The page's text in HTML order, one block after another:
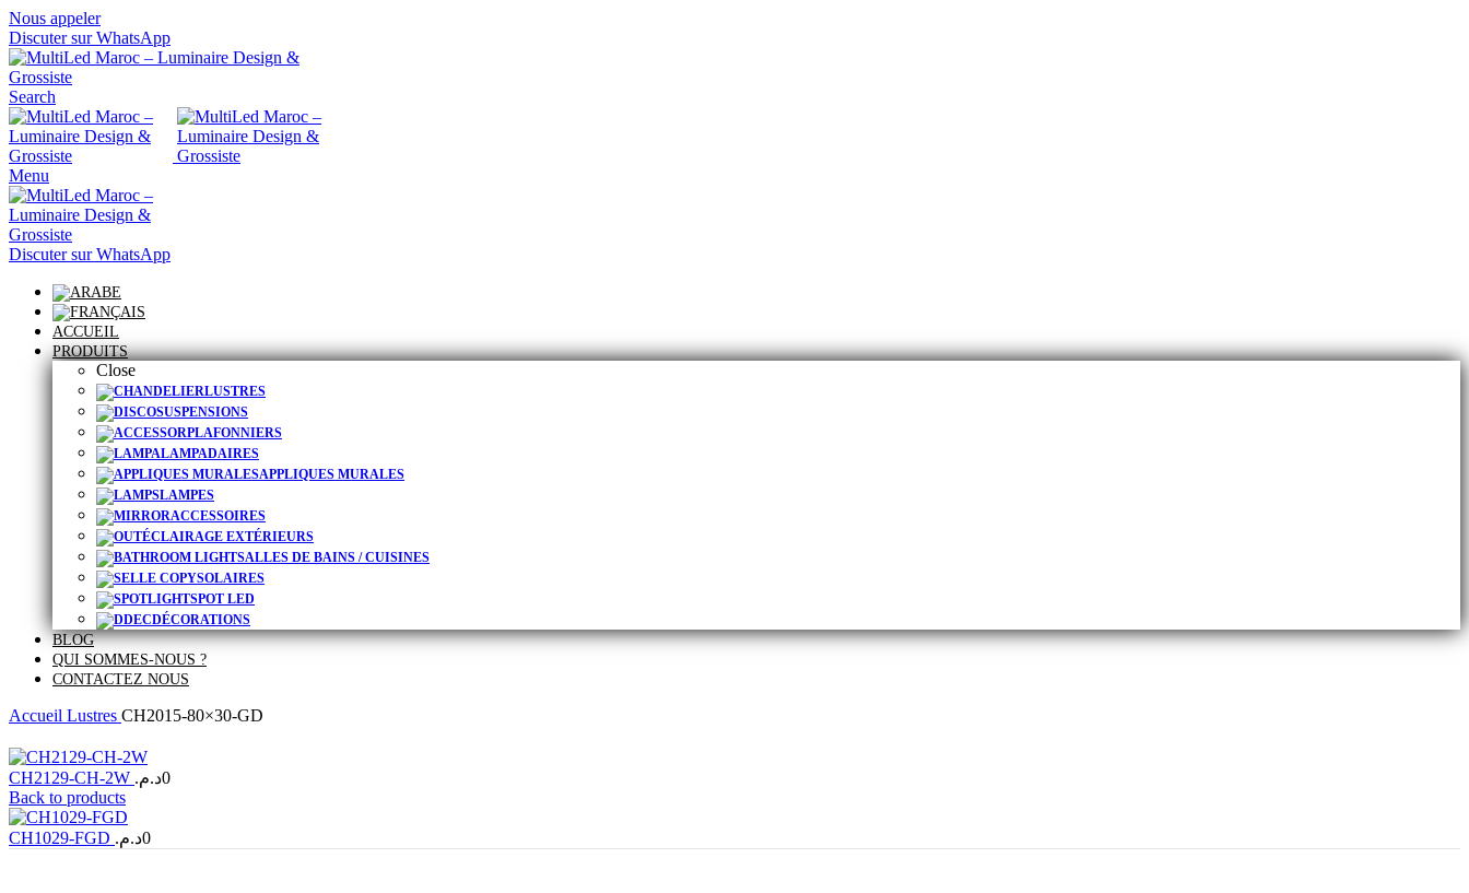
Nous appeler
Discuter sur WhatsApp
Search
Menu
Discuter sur WhatsApp
ACCUEIL
PRODUITS
Close
LUSTRES
SUSPENSIONS
PLAFONNIERS
LAMPADAIRES
APPLIQUES MURALES
LAMPES
ACCESSOIRES
ÉCLAIRAGE EXTÉRIEURS
SALLES DE BAINS / CUISINES
SOLAIRES
SPOT LED
DÉCORATIONS
BLOG
QUI SOMMES-NOUS ?
CONTACTEZ NOUS
Accueil Lustres CH2015-80×30-GD
CH2129-CH-2W 0د.م.
Back to products
CH1029-FGD 0د.م.